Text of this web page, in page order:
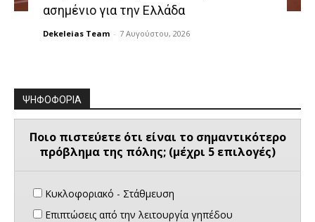
ασημένιο για την Ελλάδα
Dekeleias Team - 7 Αυγούστου, 2026
ΨΗΦΟΦΟΡΙΑ
Ποιο πιστεύετε ότι είναι το σημαντικότερο
πρόβλημα της πόλης; (μέχρι 5 επιλογές)
Κυκλοφοριακό - Στάθμευση
Επιπτώσεις από την λειτουργία γηπέδου